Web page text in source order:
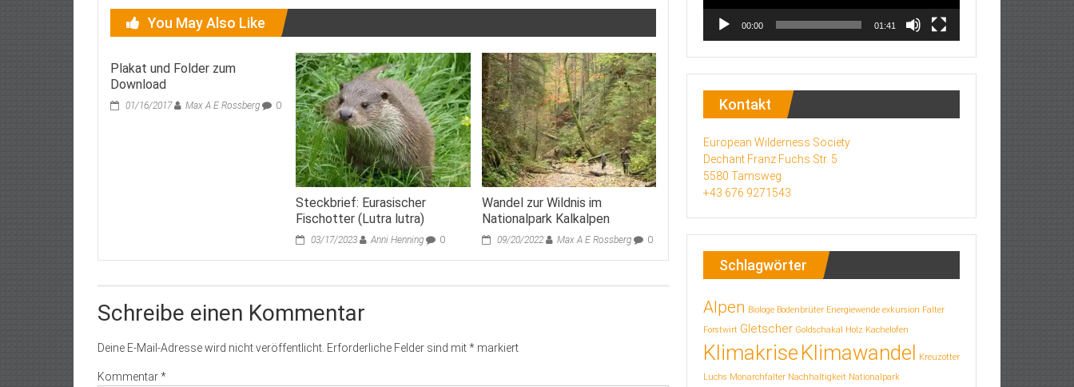
You May Also Like
Plakat und Folder zum
Download
01/16/2017 Max A E Rossberg 0
Steckbrief: Eurasischer
Fischotter (Lutra lutra)
03/17/2023 Anni Henning 0
Wandel zur Wildnis im
Nationalpark Kalkalpen
09/20/2022 Max A E Rossberg 0
Schreibe einen Kommentar
Deine E-Mail-Adresse wird nicht veröffentlicht. Erforderliche Felder sind mit* markiert
Kommentar*
00:00 01:41
Kontakt
European Wilderness Society
Dechant Franz Fuchs Str. 5
5580 Tamsweg
+43 676 9271543
Schlagwörter
Alpen Biologe Bodenbrüter Energiewende exkursion Falter
Forstwirt Gletscher Goldschakal Holz Kachelofen
Klimakrise Klimawandel Kreuzotter
Luchs Monarchfalter Nachhaltigkeit Nationalpark